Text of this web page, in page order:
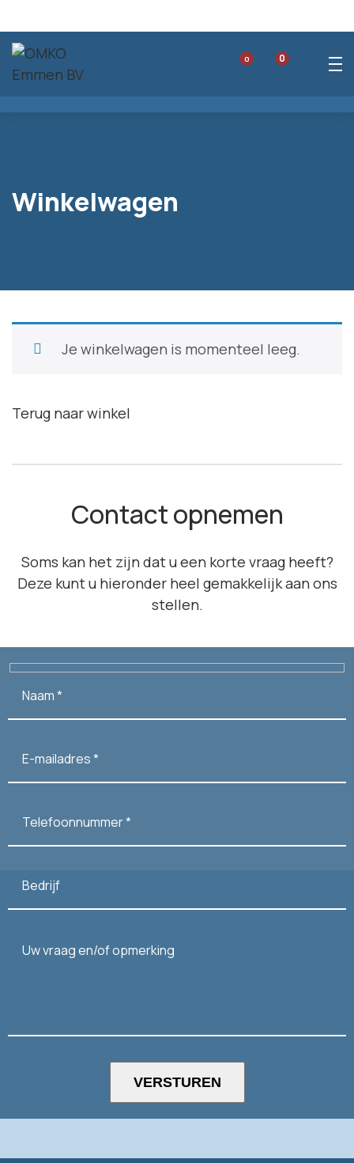
0 0
Winkelwagen
Je winkelwagen is momenteel leeg.
Terug naar winkel
Contact opnemen
Soms kan het zijn dat u een korte vraag heeft?
Deze kunt u hieronder heel gemakkelijk aan ons
stellen.